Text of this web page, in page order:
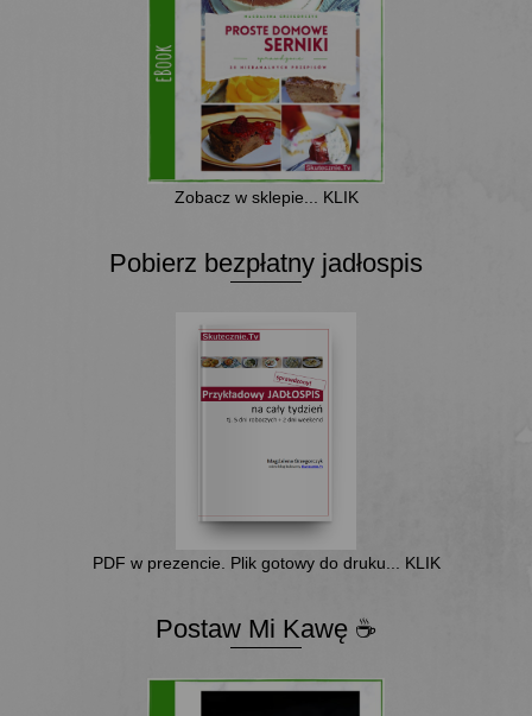
Zobacz w sklepie... KLIK
Pobierz bezpłatny jadłospis
PDF w prezencie. Plik gotowy do druku... KLIK
Postaw Mi Kawę ☕